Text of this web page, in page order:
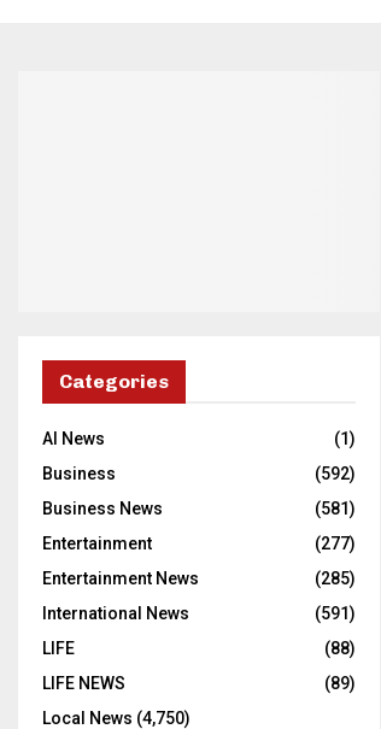
Categories
AI News
(1)
Business
(592)
Business News
(581)
Entertainment
(277)
Entertainment News
(285)
International News
(591)
LIFE
(88)
LIFE NEWS
(89)
Local News (4,750)